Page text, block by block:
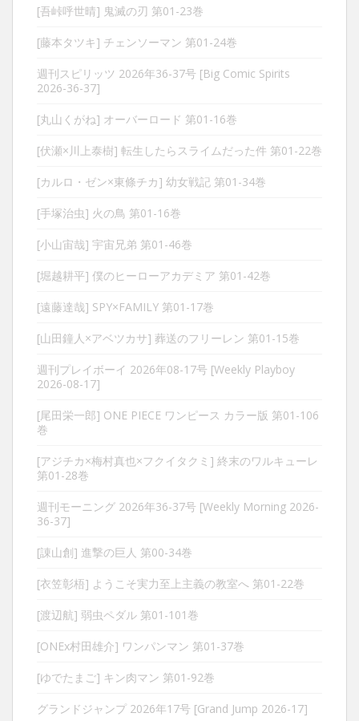
[吾峠呼世晴] 鬼滅の刃 第01-23巻
[藤本タツキ] チェンソーマン 第01-24巻
週刊スピリッツ 2026年36-37号 [Big Comic Spirits
2026-36-37]
[丸山くがね] オーバーロード 第01-16巻
[伏瀬×川上泰樹] 転生したらスライムだった件 第01-22巻
[カルロ・ゼン×東條チカ] 幼女戦記 第01-34巻
[手塚治虫] 火の鳥 第01-16巻
[小山宙哉] 宇宙兄弟 第01-46巻
[堀越耕平] 僕のヒーローアカデミア 第01-42巻
[遠藤達哉] SPY×FAMILY 第01-17巻
[山田鐘人×アベツカサ] 葬送のフリーレン 第01-15巻
週刊プレイボーイ 2026年08-17号 [Weekly Playboy
2026-08-17]
[尾田栄一郎] ONE PIECE ワンピース カラー版 第01-106
巻
[アジチカ×梅村真也×フクイタクミ] 終末のワルキューレ
第01-28巻
週刊モーニング 2026年36-37号 [Weekly Morning 2026-
36-37]
[諌山創] 進撃の巨人 第00-34巻
[衣笠彰梧] ようこそ実力至上主義の教室へ 第01-22巻
[渡辺航] 弱虫ペダル 第01-101巻
[ONEx村田雄介] ワンパンマン 第01-37巻
[ゆでたまご] キン肉マン 第01-92巻
グランドジャンプ 2026年17号 [Grand Jump 2026-17]